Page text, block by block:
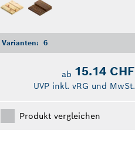
Varianten: 6
ab 15.14 CHF
UVP inkl. vRG und MwSt.
Produkt vergleichen